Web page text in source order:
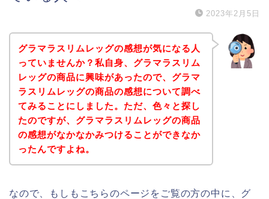
2023年2月5日
グラマラスリムレッグの感想が気になる人
っていませんか？私自身、グラマラスリム
レッグの商品に興味があったので、グラマ
ラスリムレッグの商品の感想について調べ
てみることにしました。ただ、色々と探し
たのですが、グラマラスリムレッグの商品
の感想がなかなかみつけることができなか
ったんですよね。
なので、もしもこちらのページをご覧の方の中に、グ